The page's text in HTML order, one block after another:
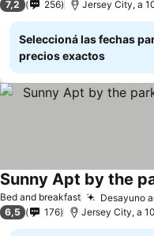
7,2 256 Jersey City, a
Seleccioná las fechas
precios exactos
Bed and breakfast Desayuno
6,5 176 Jersey City, a